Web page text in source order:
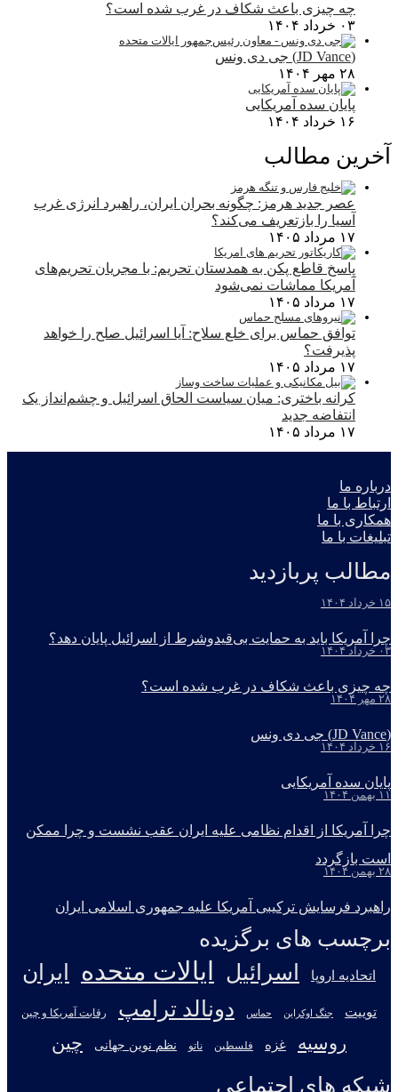
چه چیزی باعث شکاف در غرب شده است؟
۰۳ خرداد ۱۴۰۴
(JD Vance) جی دی ونس
۲۸ مهر ۱۴۰۴
پایان سده آمریکایی
۱۶ خرداد ۱۴۰۴
آخرین مطالب
عصر جدید هرمز: چگونه بحران ایران، راهبرد انرژی غرب
آسیا را بازتعریف می‌کند؟
۱۷ مرداد ۱۴۰۵
پاسخ قاطع پکن به همدستان تحریم: با مجریان تحریم‌های
آمریکا مماشات نمی‌شود
۱۷ مرداد ۱۴۰۵
توافق حماس برای خلع سلاح: آیا اسرائیل صلح را خواهد
پذیرفت؟
۱۷ مرداد ۱۴۰۵
کرانه باختری: میان سیاست الحاق اسرائیل و چشم‌انداز یک
انتفاضه جدید
۱۷ مرداد ۱۴۰۵
درباره ما
ارتباط با ما
همکاری با ما
تبلیغات با ما
مطالب پربازدید
۱۵ خرداد ۱۴۰۴
چرا آمریکا باید به حمایت بی‌قیدوشرط از اسرائیل پایان دهد؟
۰۳ خرداد ۱۴۰۴
چه چیزی باعث شکاف در غرب شده است؟
۲۸ مهر ۱۴۰۴
(JD Vance) جی دی ونس
۱۶ خرداد ۱۴۰۴
پایان سده آمریکایی
۱۱ بهمن ۱۴۰۴
چرا آمریکا از اقدام نظامی علیه ایران عقب نشست و چرا ممکن
است بازگردد
۲۸ بهمن ۱۴۰۴
راهبرد فرسایش ترکیبی آمریکا علیه جمهوری اسلامی ایران
برچسب های برگزیده
اتحادیه اروپا اسرائیل ایالات متحده ایران
توییت جنگ اوکراین حماس دونالد ترامپ رقابت آمریکا و چین
روسیه غزه فلسطین ناتو نظم نوین جهانی چین
شبکه های اجتماعی